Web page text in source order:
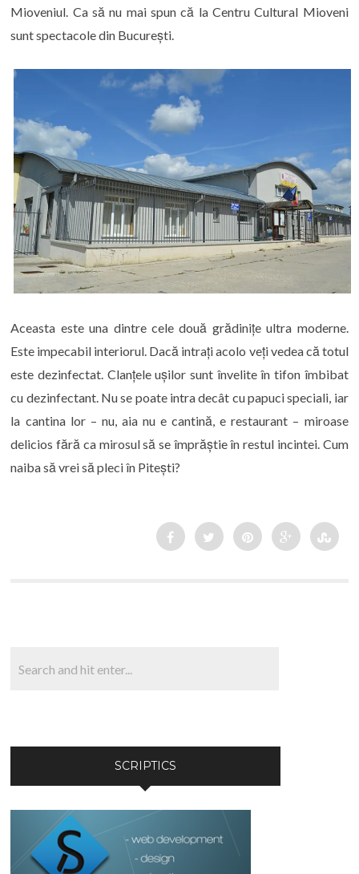
Mioveniul. Ca să nu mai spun că la Centru Cultural Mioveni
sunt spectacole din București.
Aceasta este una dintre cele două grădinițe ultra moderne.
Este impecabil interiorul. Dacă intrați acolo veți vedea că totul
este dezinfectat. Clanțele ușilor sunt învelite în tifon îmbibat
cu dezinfectant. Nu se poate intra decât cu papuci speciali, iar
la cantina lor – nu, aia nu e cantină, e restaurant – miroase
delicios fără ca mirosul să se împrăștie în restul incintei. Cum
naiba să vrei să pleci în Pitești?
SCRIPTICS